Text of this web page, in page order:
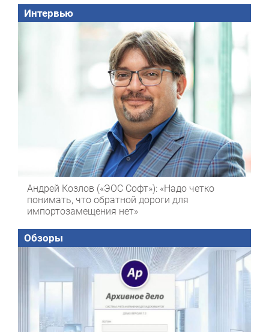
Интервью
Андрей Козлов («ЭОС Софт»): «Надо четко
понимать, что обратной дороги для
импортозамещения нет»
Обзоры